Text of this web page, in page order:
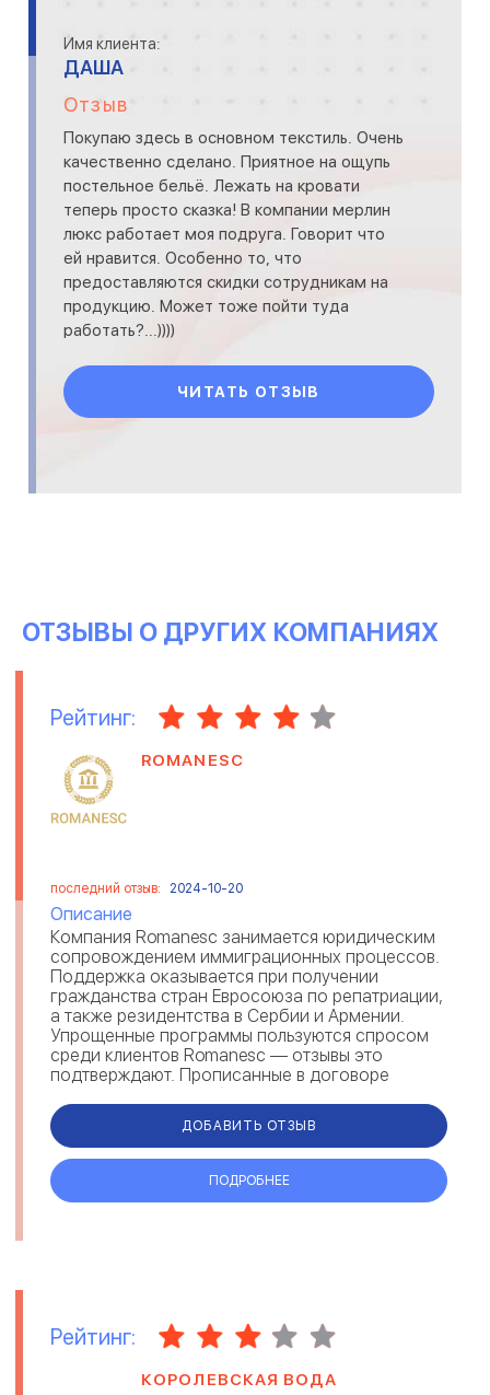
Имя клиента:
ДАША
Отзыв
Покупаю здесь в основном текстиль. Очень
качественно сделано. Приятное на ощупь
постельное бельё. Лежать на кровати
теперь просто сказка! В компании мерлин
люкс работает моя подруга. Говорит что
ей нравится. Особенно то, что
предоставляются скидки сотрудникам на
продукцию. Может тоже пойти туда
работать?...))))
ЧИТАТЬ ОТЗЫВ
ОТЗЫВЫ О ДРУГИХ КОМПАНИЯХ
Рейтинг:
ROMANESC
последний отзыв: 2024-10-20
Описание
Компания Romanesc занимается юридическим
сопровождением иммиграционных процессов.
Поддержка оказывается при получении
гражданства стран Евросоюза по репатриации,
а также резидентства в Сербии и Армении.
Упрощенные программы пользуются спросом
среди клиентов Romanesc — отзывы это
подтверждают. Прописанные в договоре
гарантии, говорят об ответственности и
надежности ...
ДОБАВИТЬ ОТЗЫВ
ПОДРОБНЕЕ
Рейтинг:
КОРОЛЕВСКАЯ ВОДА